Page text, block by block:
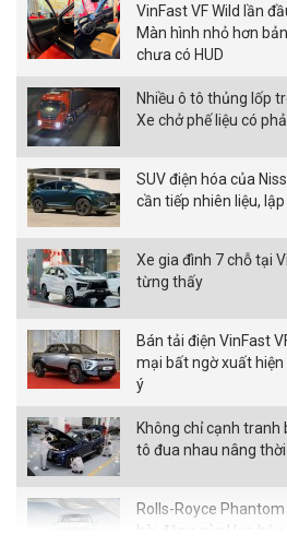
VinFast VF Wild lần
Màn hình nhỏ hơn
chưa có HUD
Nhiều ô tô thủng lốp
Xe chở phế liệu có
SUV điện hóa của
cần tiếp nhiên liệu,
Xe gia đình 7 chỗ tại
từng thấy
Bán tải điện VinFast
mại bất ngờ xuất
ý
Không chỉ cạnh tranh
tô đua nhau nâng
Rolls-Royce
bài đăng của Hoa hậu